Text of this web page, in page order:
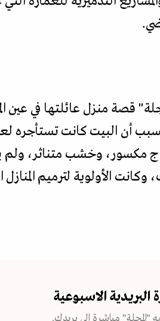
وذلك بسبب أن البيت كانت
مكسور، وخشب متناثر، ولم
الأولوية لترميم المنازل
البريدية الاسبوعية
مباشرة الى بريدك.